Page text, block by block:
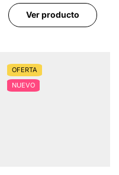
Ver producto
OFERTA
NUEVO